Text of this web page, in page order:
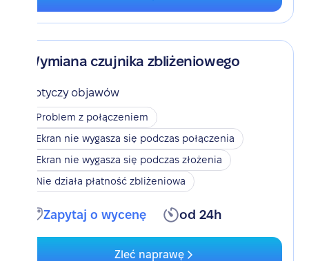
Wymiana czujnika zbliżeniowego
Dotyczy objawów
Problem z połączeniem
Ekran nie wygasza się podczas połączenia
Ekran nie wygasza się podczas złożenia
Nie działa płatność zbliżeniowa
Zapytaj o wycenę od 24h
Zleć naprawę